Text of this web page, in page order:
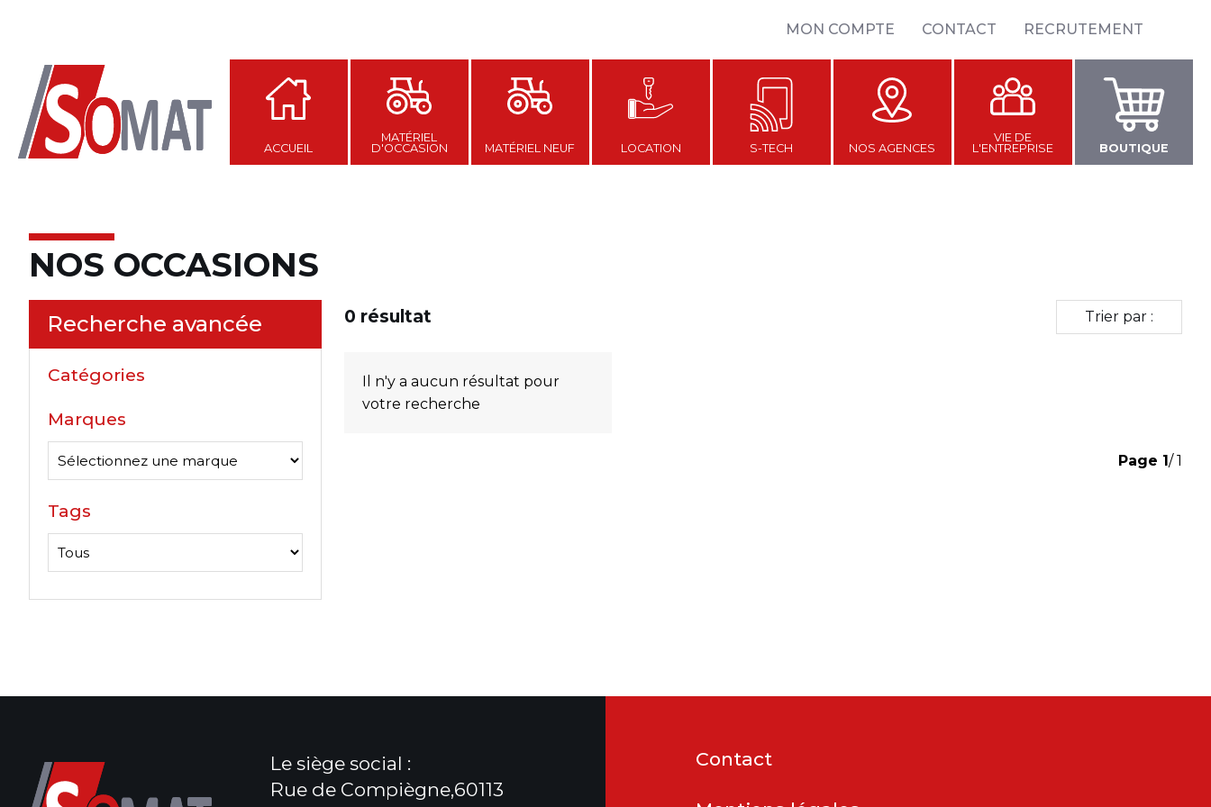
MON COMPTE CONTACT RECRUTEMENT
ACCUEIL
MATÉRIEL
D'OCCASION
MATÉRIEL NEUF LOCATION S-TECH NOS AGENCES
VIE DE
L'ENTREPRISE
BOUTIQUE
NOS OCCASIONS
Recherche avancée
Catégories
Marques
Tags
0 résultat Trier par :
Il n'y a aucun résultat pour
votre recherche
Page 1/ 1
Le siège social :
Rue de Compiègne,60113
Contact